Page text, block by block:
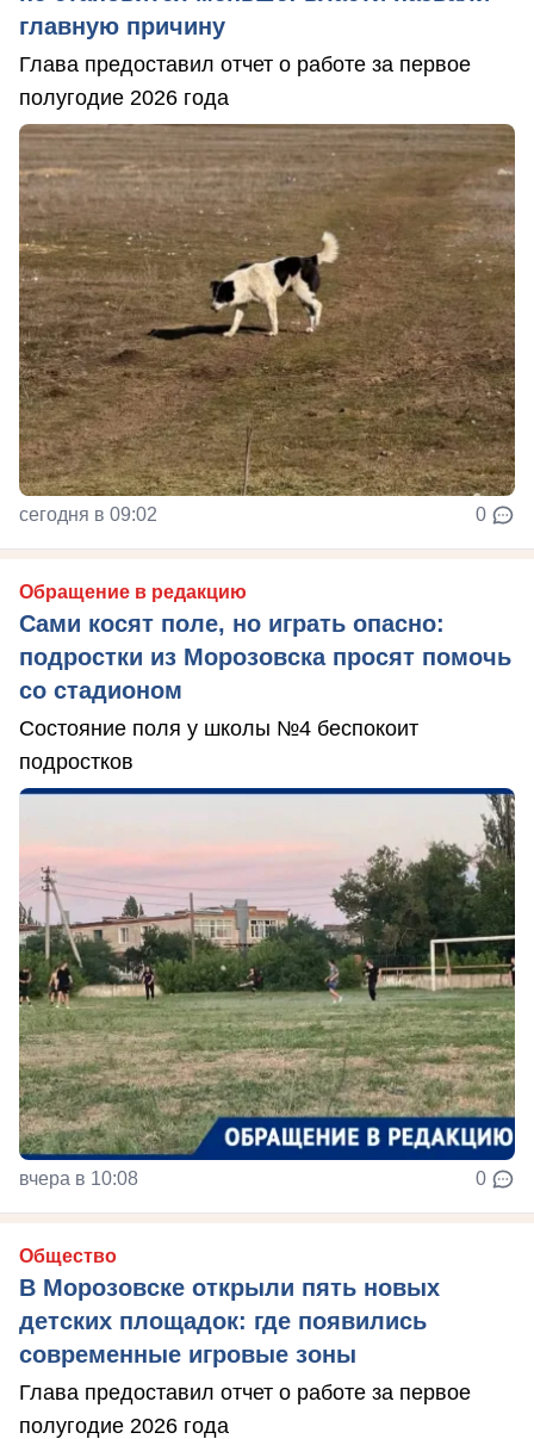
главную причину
Глава предоставил отчет о работе за первое
полугодие 2026 года
сегодня в 09:02 0
Обращение в редакцию
Сами косят поле, но играть опасно:
подростки из Морозовска просят помочь
со стадионом
Состояние поля у школы №4 беспокоит
подростков
вчера в 10:08 0
Общество
В Морозовске открыли пять новых
детских площадок: где появились
современные игровые зоны
Глава предоставил отчет о работе за первое
полугодие 2026 года